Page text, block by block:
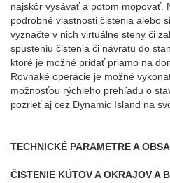
najskôr vysávať a potom mopovať.
podrobné vlastnosti čistenia alebo
vyznačte v nich virtuálne steny či
spusteniu čistenia či návratu do
ktoré je možné pridať priamo na
Rovnaké operácie je možné
možnosťou rýchleho prehľadu o
pozrieť aj cez Dynamic Island na
TECHNICKÉ PARAMETRE A
ČISTENIE KÚTOV A OKRAJOV A